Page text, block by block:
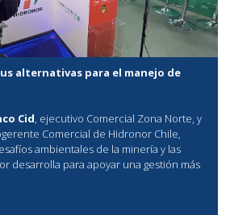
alternativas para el manejo de
Cid, ejecutivo Comercial Zona Norte, y
Comercial de Hidronor Chile,
ambientales de la minería y las
desarrolla para apoyar una gestión más